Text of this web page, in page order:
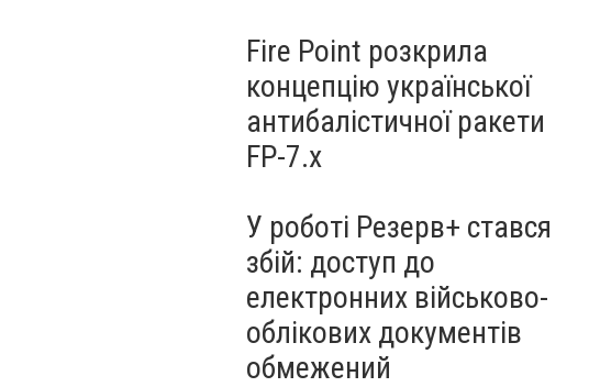
Fire Point розкрила
концепцію української
антибалістичної ракети
FP-7.x
У роботі Резерв+ стався
збій: доступ до
електронних військово-
облікових документів
обмежений